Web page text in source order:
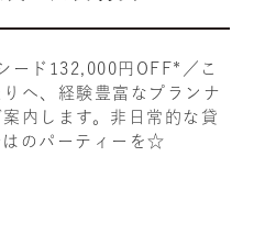
ード132,000円OFF*／こ
へ、経験豊富なプランナ
内します。非日常的な貸
はのパーティーを☆